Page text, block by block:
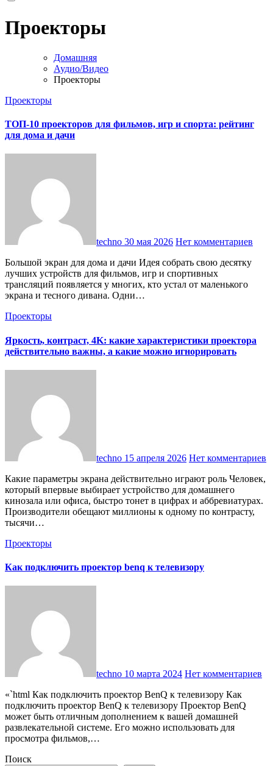
Проекторы
Домашняя
Аудио/Видео
Проекторы
Проекторы
ТОП‑10 проекторов для фильмов, игр и спорта: рейтинг
для дома и дачи
techno 30 мая 2026 Нет комментариев
Большой экран для дома и дачи Идея собрать свою десятку
лучших устройств для фильмов, игр и спортивных
трансляций появляется у многих, кто устал от маленького
экрана и тесного дивана. Одни…
Проекторы
Яркость, контраст, 4K: какие характеристики проектора
действительно важны, а какие можно игнорировать
techno 15 апреля 2026 Нет комментариев
Какие параметры экрана действительно играют роль Человек,
который впервые выбирает устройство для домашнего
кинозала или офиса, быстро тонет в цифрах и аббревиатурах.
Производители обещают миллионы к одному по контрасту,
тысячи…
Проекторы
Как подключить проектор benq к телевизору
techno 10 марта 2024 Нет комментариев
«`html Как подключить проектор BenQ к телевизору Как
подключить проектор BenQ к телевизору Проектор BenQ
может быть отличным дополнением к вашей домашней
развлекательной системе. Его можно использовать для
просмотра фильмов,…
Поиск